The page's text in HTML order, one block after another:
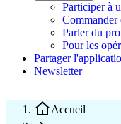
Participer à
Commander
Parler du
Pour les
Partager
Newsletter
Accueil